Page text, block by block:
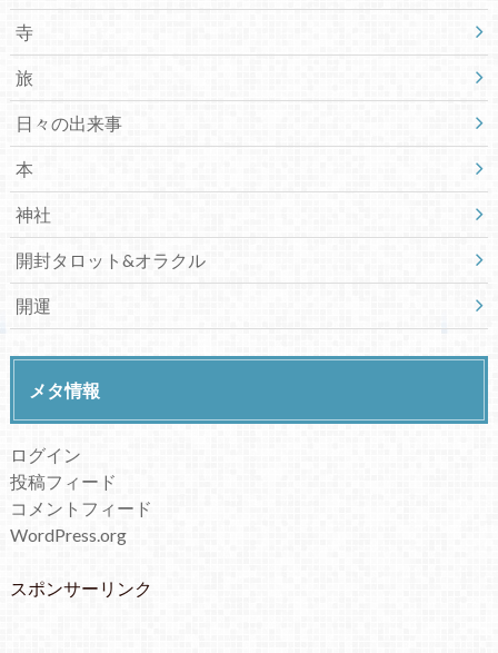
寺
旅
日々の出来事
本
神社
開封タロット&オラクル
開運
メタ情報
ログイン
投稿フィード
コメントフィード
WordPress.org
スポンサーリンク